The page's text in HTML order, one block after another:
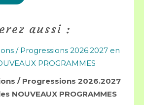
aussi :
/ Progressions 2026.2027
NOUVEAUX PROGRAMMES